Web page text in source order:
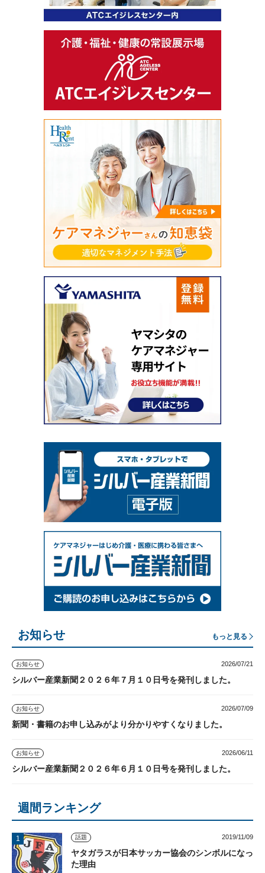
お知らせ もっと見る
お知らせ 2026/07/21
シルバー産業新聞２０２６年７月１０日号を発刊しました。
お知らせ 2026/07/09
新聞・書籍のお申し込みがより分かりやすくなりました。
お知らせ 2026/06/11
シルバー産業新聞２０２６年６月１０日号を発刊しました。
週間ランキング
話題 2019/11/09
ヤタガラスが日本サッカー協会のシンボルになっ
た理由